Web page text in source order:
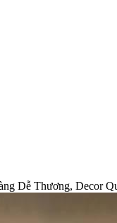
Dễ Thương, Decor